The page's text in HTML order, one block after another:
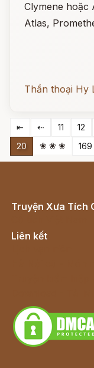
Clymene hoặc
Atlas,
Thần thoại Hy
⇤ ⇠ 11 12
20
❀ ❀ ❀ 169
Truyện Xưa Tích
Liên kết